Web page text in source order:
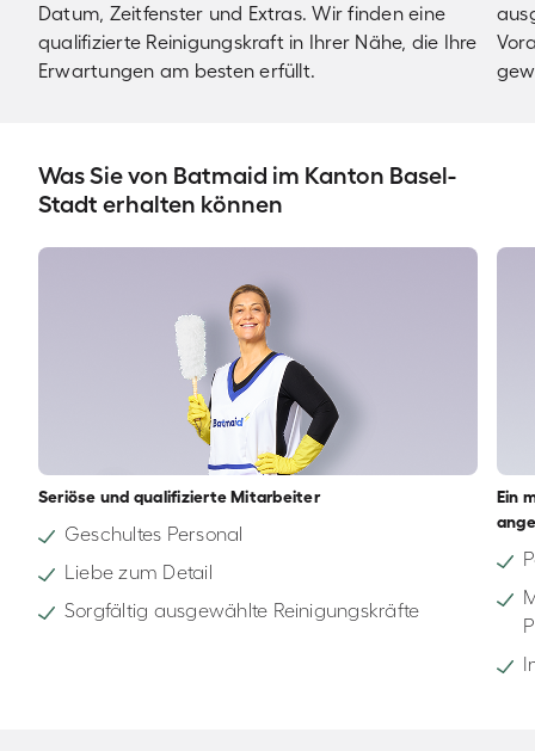
Datum, Zeitfenster und Extras. Wir finden eine
qualifizierte Reinigungskraft in Ihrer Nähe, die Ihre
Erwartungen am besten erfüllt.
Was Sie von Batmaid im Kanton Basel-
Stadt erhalten können
Seriöse und qualifizierte Mitarbeiter
Geschultes Personal
Liebe zum Detail
Sorgfältig ausgewählte Reinigungskräfte
Ein